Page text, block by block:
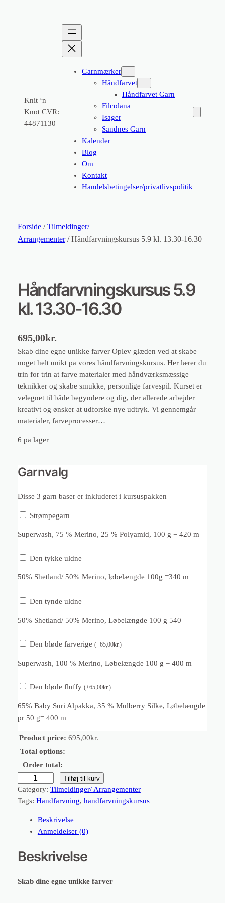
Knit ‘n
Knot CVR:
44871130
Garnmærker
Håndfarvet
Håndfarvet Garn
Filcolana
Isager
Sandnes Garn
Kalender
Blog
Om
Kontakt
Handelsbetingelser/privatlivspolitik
Forside/Tilmeldinger/
Arrangementer/ Håndfarvningskursus 5.9 kl. 13.30-16.30
Håndfarvningskursus 5.9
kl. 13.30-16.30
695,00kr.
Skab dine egne unikke farver Oplev glæden ved at skabe
noget helt unikt på vores håndfarvningskursus. Her lærer du
trin for trin at farve materialer med håndværksmæssige
teknikker og skabe smukke, personlige farvespil. Kurset er
velegnet til både begyndere og dig, der allerede arbejder
kreativt og ønsker at udforske nye udtryk. Vi gennemgår
materialer, farveprocesser…
6 på lager
Garnvalg
Disse 3 garn baser er inkluderet i kursuspakken
Strømpegarn
Superwash, 75 % Merino, 25 % Polyamid, 100 g = 420 m
Den tykke uldne
50% Shetland/ 50% Merino, løbelængde 100g =340 m
Den tynde uldne
50% Shetland/ 50% Merino, Løbelængde 100 g 540
Den bløde farverige (+65,00kr.)
Superwash, 100 % Merino, Løbelængde 100 g = 400 m
Den bløde fluffy (+65,00kr.)
65% Baby Suri Alpakka, 35 % Mulberry Silke, Løbelængde
pr 50 g= 400 m
Product price: 695,00kr.
Total options:
Order total:
å
n
v
i
Tilføj til kurv
Category: Tilmeldinger/ Arrangementer
Tags: Håndfarvning, håndfarvningskursus
Beskrivelse
Anmeldelser (0)
Beskrivelse
Skab dine egne unikke farver